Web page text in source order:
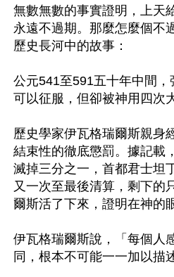
無數無數的事實證明，上天
永遠不過期。那麼怎麼個不
歷史長河中的故事：
公元541至591五十年中間，
可以征服，但卻被神用四次
歷史學家伊瓦格瑞爾斯親身
結束性的徹底懲罰。據記載
滅掉三分之一，首都君士坦
又一次至最後清算，剩下的
爾斯活了下來，證明在神的
伊瓦格瑞爾斯說，「每個人
同，根本不可能一一加以描